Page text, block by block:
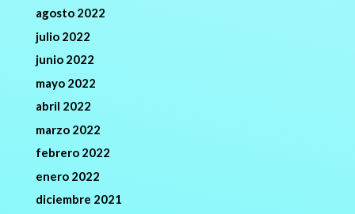
agosto 2022
julio 2022
junio 2022
mayo 2022
abril 2022
marzo 2022
febrero 2022
enero 2022
diciembre 2021